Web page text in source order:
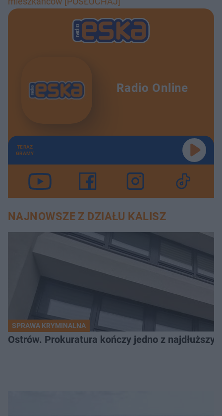
Radio Online
TERAZ
GRAMY
NAJNOWSZE Z DZIAŁU KALISZ
SPRAWA KRYMINALNA
Ostrów. Prokuratura kończy jedno z